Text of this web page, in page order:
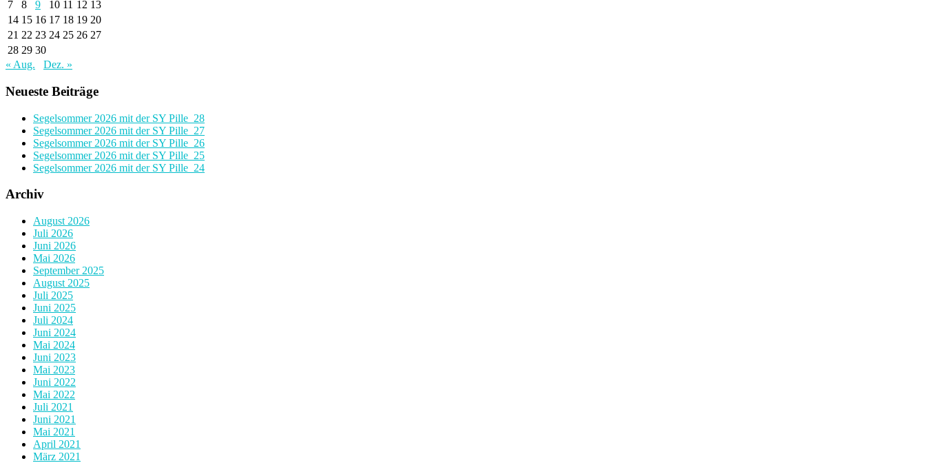
7
8 9 10 11 12 13
14 15 16 17 18 19 20
21 22 23 24 25 26 27
28 29 30
« Aug.
Dez. »
Neueste Beiträge
Segelsommer 2026 mit der SY Pille_28
Segelsommer 2026 mit der SY Pille_27
Segelsommer 2026 mit der SY Pille_26
Segelsommer 2026 mit der SY Pille_25
Segelsommer 2026 mit der SY Pille_24
Archiv
August 2026
Juli 2026
Juni 2026
Mai 2026
September 2025
August 2025
Juli 2025
Juni 2025
Juli 2024
Juni 2024
Mai 2024
Juni 2023
Mai 2023
Juni 2022
Mai 2022
Juli 2021
Juni 2021
Mai 2021
April 2021
März 2021